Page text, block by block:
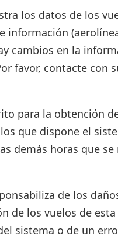
los datos de los
información
cambios en la
favor, contacte con
para la obtención
que dispone el
demás horas que
de los
de los vuelos de
sistema o de un